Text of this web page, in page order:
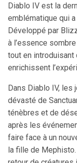
Diablo IV est la
emblématique qui
Développé par
à l’essence
tout en introduisant
enrichissent
Dans Diablo IV, les
dévasté de
ténèbres et de
après les
faire face à un
la fille de